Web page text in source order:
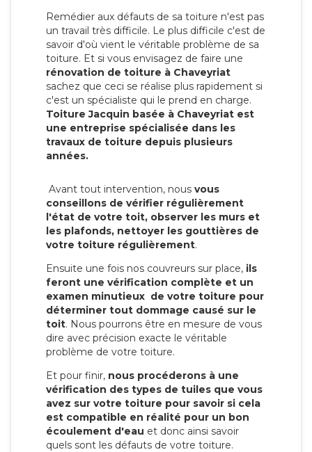
Remédier aux défauts de sa toiture n'est pas
un travail très difficile. Le plus difficile c'est de
savoir d'où vient le véritable problème de sa
toiture. Et si vous envisagez de faire une
rénovation de toiture à Chaveyriat
sachez que ceci se réalise plus rapidement si
c'est un spécialiste qui le prend en charge.
Toiture Jacquin basée à Chaveyriat est
une entreprise spécialisée dans les
travaux de toiture depuis plusieurs
années.
Avant tout intervention, nous vous
conseillons de vérifier régulièrement
l'état de votre toit, observer les murs et
les plafonds, nettoyer les gouttières de
votre toiture régulièrement.
Ensuite une fois nos couvreurs sur place, ils
feront une vérification complète et un
examen minutieux de votre toiture pour
déterminer tout dommage causé sur le
toit. Nous pourrons être en mesure de vous
dire avec précision exacte le véritable
problème de votre toiture.
Et pour finir, nous procéderons à une
vérification des types de tuiles que vous
avez sur votre toiture pour savoir si cela
est compatible en réalité pour un bon
écoulement d'eau et donc ainsi savoir
quels sont les défauts de votre toiture.